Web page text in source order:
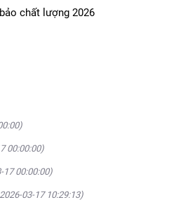
chất lượng 2026
00:00:00)
17 00:00:00)
03-17 10:29:13)